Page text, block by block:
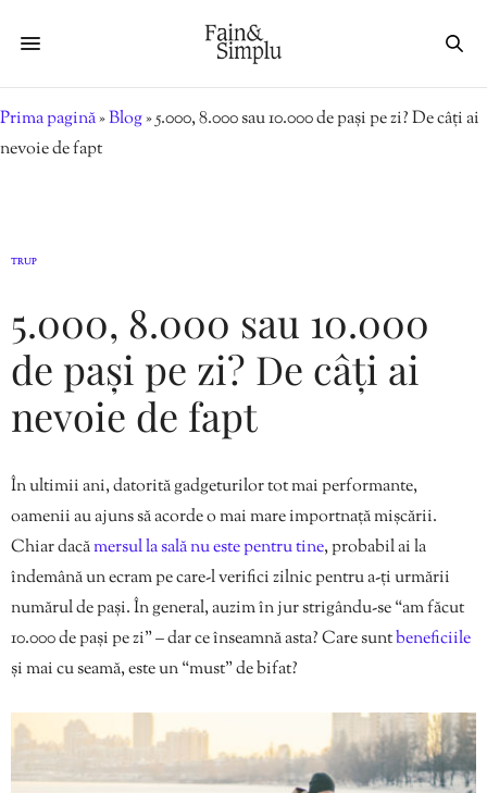
Prima pagină»Blog»5.000, 8.000 sau 10.000 de pași pe zi? De câți ai
nevoie de fapt
TRUP
5.000, 8.000 sau 10.000
de pași pe zi? De câți ai
nevoie de fapt
În ultimii ani, datorită gadgeturilor tot mai performante,
oamenii au ajuns să acorde o mai mare importnață mișcării.
Chiar dacămersul la sală nu este pentru tine, probabil ai la
îndemână un ecram pe care-l verifici zilnic pentru a-ți urmării
numărul de pași. În general, auzim în jur strigându-se “am făcut
10.000 de pași pe zi” – dar ce înseamnă asta? Care suntbeneficiile
și mai cu seamă, este un “must” de bifat?